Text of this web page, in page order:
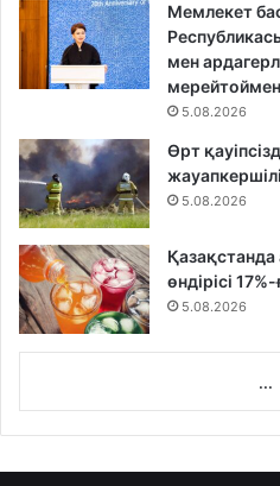
Мемлекет
мен
5.08.2026
Өрт
5.08.2026
Қазақстанда
өндірісі
5.08.2026
...